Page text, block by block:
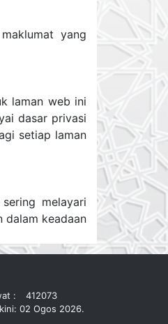
yang
laman web ini
dasar privasi
setiap laman
melayari
dalam keadaan
:
412073
02 Ogos 2026.